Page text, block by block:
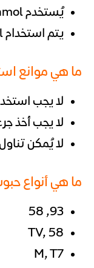
يُستخدم Tamol أيضًا في علاج التهاب الأعصاب.
يتم استخدام Tamol أيضًا في علاج وتسكين ألم مرضى السرطان ومرضى السكر.
ما هي موانع
لا يجب
لا يجب أخذ
لا يُمكن
ما هي أنواع
93, 58
TV, 58
M, T7